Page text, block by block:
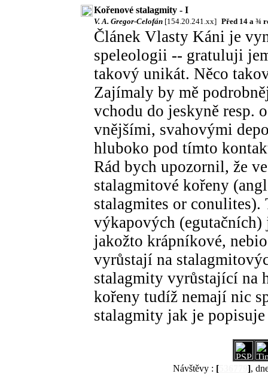
Kořenové stalagmity - I
V. A. Gregor-Celofán [154.20.241.xx] Před 14 a ¾
Článek Vlasty Káni je
speleologii -- gratuluji
takový unikát. Něco
Zajímaly by mě
vchodu do jeskyně resp.
vnějšími, svahovými
hluboko pod tímto
Rád bych upozornil, že
stalagmitové kořeny
stalagmites or
výkapových
jakožto krápníkové,
vyrůstají na
stalagmity vyrůstající na
kořeny tudíž nemají nic
stalagmity jak je
Návštěvy : [536779 ],